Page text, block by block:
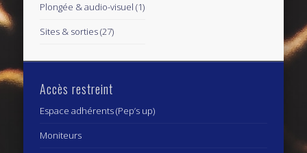
Plongée & audio-visuel (1)
Sites & sorties(27)
Accès restreint
Espace adhérents (Pep’s up)
Moniteurs